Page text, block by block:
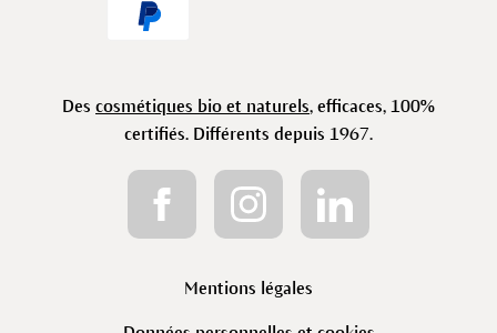
Des cosmétiques bio et naturels, efficaces, 100%
certifiés. Différents depuis 1967.
Mentions légales